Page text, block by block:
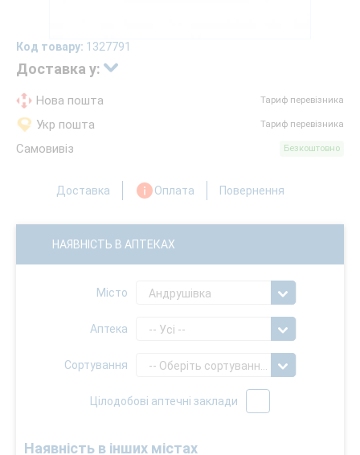
Код товару: 1327791
Доставка у:
Нова пошта Тариф перевізника
Укр пошта Тариф перевізника
Самовивіз Безкоштовно
Доставка Оплата Повернення
НАЯВНІСТЬ В АПТЕКАХ
Місто Андрушівка
Аптека -- Усі --
Сортування
Цілодобові аптечні заклади
Наявність в інших містах